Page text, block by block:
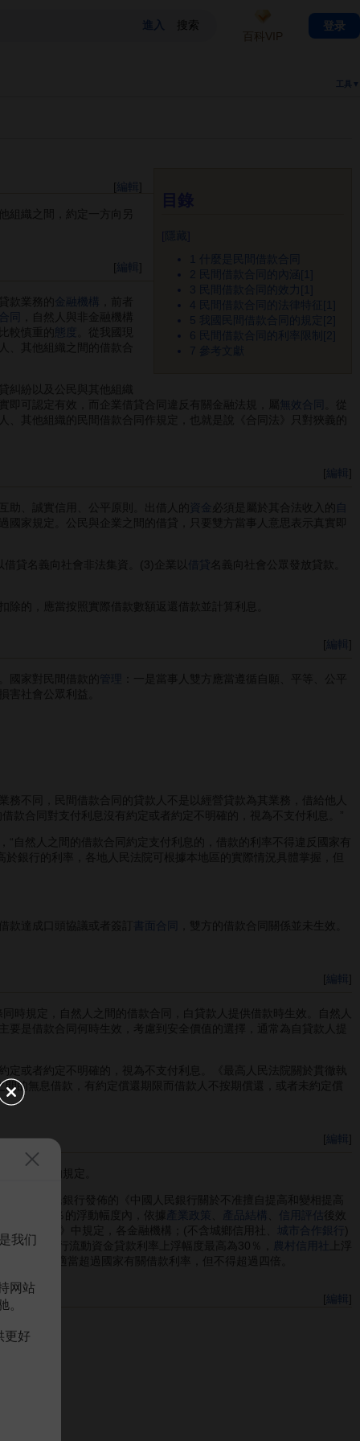
工具▼
什麼是民間借款合同
2
民間借款合同的內涵[1]
3
民間借款合同的效力[1]
4
民間借款合同的法律特征[1]
5 我國民間借款合同的規定[2]
6
民間借款合同的利率限制[2]
7
參考文獻
[編輯
組織之間，約定一方向另
[編輯
款業務的 金融機構
，前者
同
，自然人與非金融機構
較慎重的 態度
。從我國現
、其他組織之間的借款合
糾紛以及公民與其他組織
可認定有效，而企業借貸合同違反有關金融法規，屬
無效合同
。從
其他組織的民間借款合同作規定，也就是說《合同法》只對狹義的
[編輯
助、誠實信用、公平原則。出借人的 資金 必須是屬於其合法收入的 自
國家規定。公民與企業之間的借貸，只要雙方當事人意思表示真實即
以借貸名義向社會非法集資。(3)企業以 借貸 名義向社會公眾發放貸款。
的，應當按照實際借款數額返還借款並計算利息。
[編輯
家對民間借款的 管理
：一是當事人雙方應當遵循自願、平等、公平
損害社會公眾利益。
務不同，民間借款合同的貸款人不是以經營貸款為其業務，借給他人
款合同對支付利息沒有約定或者約定不明確的，視為不支付利息。”
然人之間的借款合同約定支付利息的，借款的利率不得違反國家有
銀行的利率，各地人民法院可根據本地區的實際情況具體掌握，但
達成口頭協議或者簽訂 書面合同
，雙方的借款合同關係並未生效。
[編輯
時規定，自然人之間的借款合同，白貸款人提供借款時生效。自然人
是借款合同何時生效，考慮到安全價值的選擇，通常為自貸款人提
或者約定不明確的，視為不支付利息。《最高人民法院關於貫徹執
的無息借款，有約定償還期限而借款人不按期償還，或者未約定償
[編輯
款利率的規定。
中國人民銀行發佈的《中國人民銀行關於不准擅自提高和變相提高
、下浮lo％的浮動幅度內，依據
產業政策 產品結構 信用評估
後效
率的公告》中規定，各金融機構；(不含城鄉信用社、 城市合作銀行
市合作銀行流動資金貸款利率上浮幅度最高為30％， 農村信用社
上浮
，可適當超過國家有關借款利率，但不得超過四倍。
[編輯
月第1版
百科VIP
登录
我们
网站
。
更好